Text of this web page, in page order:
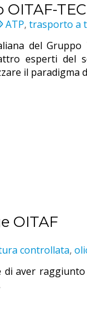
Etichette:
ATP, trasporto a
del
esperti
il paradigma
OITAF
controllata,
di aver